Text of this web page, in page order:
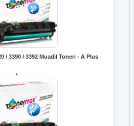
/ 3390 / 3392 Muadil Toneri - A Plus